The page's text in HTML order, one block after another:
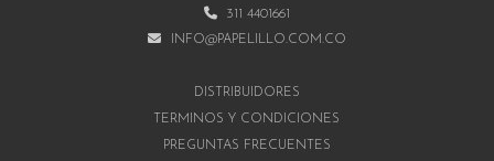
311 4401661
INFO@PAPELILLO.COM.CO
DISTRIBUIDORES
TÉRMINOS Y CONDICIONES
PREGUNTAS FRECUENTES